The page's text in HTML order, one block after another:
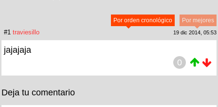
Por mejores
Por orden cronológico
#1 traviesillo 19 dic 2014, 05:53
jajajaja
0
Deja tu comentario